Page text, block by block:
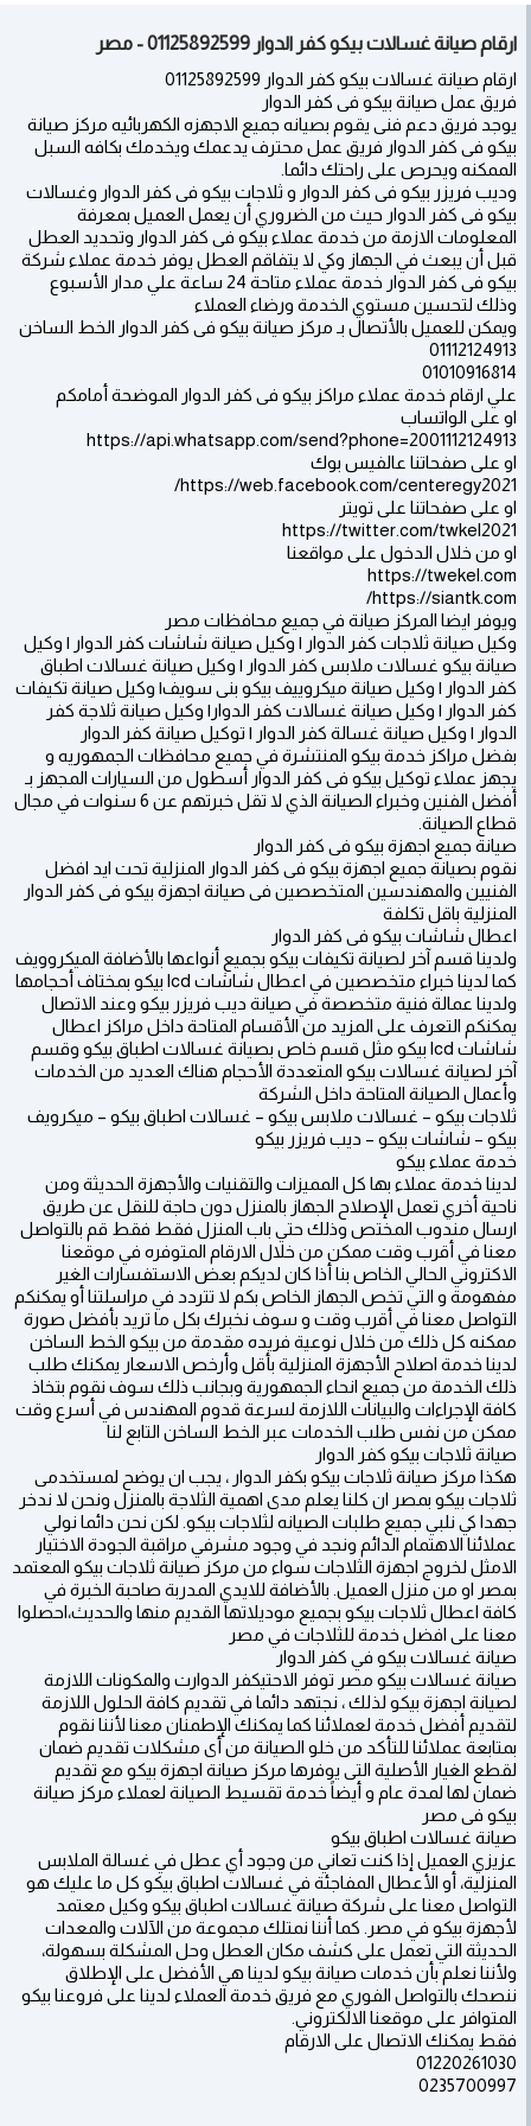
ارقام صيانة غسالات بيكو كفر الدوار 01125892599 - مصر
ارقام صيانة غسالات بيكو كفر الدوار 01125892599
فريق عمل صيانة بيكو فى كفر الدوار
يوجد فريق دعم فنى يقوم بصيانه جميع الاجهزه الكهربائيه مركز صيانة
بيكو فى كفر الدوار فريق عمل محترف يدعمك ويخدمك بكافه السبل
الممكنه ويحرص على راحتك دائما.
وديب فريزر بيكو فى كفر الدوار و ثلاجات بيكو فى كفر الدوار وغسالات
بيكو فى كفر الدوار حيث من الضروري أن يعمل العميل بمعرفة
المعلومات الازمة من خدمة عملاء بيكو فى كفر الدوار وتحديد العطل
قبل أن يبعث في الجهاز وكي لا يتفاقم العطل يوفر خدمة عملاء شركة
بيكو فى كفر الدوار خدمة عملاء متاحة 24 ساعة علي مدار الأسبوع
وذلك لتحسين مستوي الخدمة ورضاء العملاء
ويمكن للعميل بالأتصال بـ مركز صيانة بيكو فى كفر الدوار الخط الساخن
01112124913
01010916814
علي ارقام خدمة عملاء مراكز بيكو فى كفر الدوار الموضحة أمامكم
او على الواتساب
https://api.whatsapp.com/send?phone=2001112124913
او على صفحاتنا عالفيس بوك
https://web.facebook.com/centeregy2021/
او على صفحاتنا على تويتر
https://twitter.com/twkel2021
او من خلال الدخول على مواقعنا
https://twekel.com
https://siantk.com/
ويوفر ايضا المركز صيانة في جميع محافظات مصر
وكيل صيانة ثلاجات كفر الدوار | وكيل صيانة شاشات كفر الدوار | وكيل
صيانة بيكو غسالات ملابس كفر الدوار | وكيل صيانة غسالات اطباق
كفر الدوار | وكيل صيانة ميكروييف بيكو بنى سويف| وكيل صيانة تكيفات
كفر الدوار | وكيل صيانة غسالات كفر الدوار| وكيل صيانة ثلاجة كفر
الدوار | وكيل صيانة غسالة كفر الدوار | توكيل صيانة كفر الدوار
بفضل مراكز خدمة بيكو المنتشرة في جميع محافظات الجمهوريه و
يجهز عملاء توكيل بيكو فى كفر الدوار أسطول من السيارات المجهز بـ
أفضل الفنين وخبراء الصيانة الذي لا تقل خبرتهم عن 6 سنوات في مجال
قطاع الصيانة.
صيانة جميع اجهزة بيكو فى كفر الدوار
نقوم بصيانة جميع اجهزة بيكو فى كفر الدوار المنزلية تحت ايد افضل
الفنيين والمهندسين المتخصصين فى صيانة اجهزة بيكو فى كفر الدوار
المنزلية باقل تكلفة
اعطال شاشات بيكو فى كفر الدوار
ولدينا قسم آخر لصيانة تكيفات بيكو بجميع أنواعها بالأضافة الميكروويف
كما لدينا خبراء متخصصين في اعطال شاشات lcd بيكو بمختاف أحجامها
ولدينا عمالة فنية متخصصة في صيانة ديب فريزر بيكو وعند الاتصال
يمكنكم التعرف على المزيد من الأقسام المتاحة داخل مراكز اعطال
شاشات lcd بيكو مثل قسم خاص بصيانة غسالات اطباق بيكو وقسم
آخر لصيانة غسالات بيكو المتعددة الأحجام هناك العديد من الخدمات
وأعمال الصيانة المتاحة داخل الشركة
ثلاجات بيكو – غسالات ملابس بيكو – غسالات اطباق بيكو – ميكرويف
بيكو – شاشات بيكو – ديب فريزر بيكو
خدمة عملاء بيكو
لدينا خدمة عملاء بها كل المميزات والتقنيات والأجهزة الحديثة ومن
ناحية أخري تعمل الإصلاح الجهاز بالمنزل دون حاجة للنقل عن طريق
ارسال مندوب المختص وذلك حتي باب المنزل فقط فقط قم بالتواصل
معنا في أقرب وقت ممكن من خلال الارقام المتوفره في موقعنا
الاكتروني الحالي الخاص بنا أذا كان لديكم بعض الاستفسارات الغير
مفهومة و التي تخص الجهاز الخاص بكم لا تتردد في مراسلتنا أو يمكنكم
التواصل معنا في أقرب وقت و سوف نخبرك بكل ما تريد بأفضل صورة
ممكنه كل ذلك من خلال نوعية فريده مقدمة من بيكو الخط الساخن
لدينا خدمة اصلاح الأجهزة المنزلية بأقل وأرخص الاسعار يمكنك طلب
ذلك الخدمة من جميع انحاء الجمهورية وبجانب ذلك سوف نقوم بتخاذ
كافة الإجراءات والبيانات اللازمة لسرعة قدوم المهندس في أسرع وقت
ممكن من نفس طلب الخدمات عبر الخط الساخن التابع لنا
صيانة ثلاجات بيكو كفر الدوار
هكذا مركز صيانة ثلاجات بيكو بكفر الدوار ، يجب ان يوضح لمستخدمى
ثلاجات بيكو بمصر ان كلنا يعلم مدى اهمية الثلاجة بالمنزل ونحن لا ندخر
جهدا كي نلبي جميع طلبات الصيانه لثلاجات بيكو. لكن نحن دائما نولي
عملائنا الاهتمام الدائم ونجد في وجود مشرفي مراقبة الجودة الاختيار
الامثل لخروج اجهزة الثلاجات سواء من مركز صيانة ثلاجات بيكو المعتمد
بمصر او من منزل العميل. بالأضافة للايدي المدربة صاحبة الخبرة في
كافة اعطال ثلاجات بيكو بجميع موديلاتها القديم منها والحديث،احصلوا
معنا على افضل خدمة للثلاجات في مصر
صيانة غسالات بيكو في كفر الدوار
صيانة غسالات بيكو مصر توفر الاحتيكفر الدوارت والمكونات اللازمة
لصيانة اجهزة بيكو لذلك ، نجتهد دائما في تقديم كافة الحلول اللازمة
لتقديم أفضل خدمة لعملائنا كما يمكنك الإطمنان معنا لأننا نقوم
بمتابعة عملائنا للتأكد من خلو الصيانة من أى مشكلات تقديم ضمان
لقطع الغيار الأصلية التى يوفرها مركز صيانة اجهزة بيكو مع تقديم
ضمان لها لمدة عام و أيضاً خدمة تقسيط الصيانة لعملاء مركز صيانة
بيكو فى مصر
صيانة غسالات اطباق بيكو
عزيزي العميل إذا كنت تعاني من وجود أي عطل في غسالة الملابس
المنزلية، أو الأعطال المفاجئة في غسالات اطباق بيكو كل ما عليك هو
التواصل معنا على شركة صيانة غسالات اطباق بيكو وكيل معتمد
لأجهزة بيكو في مصر. كما أننا نمتلك مجموعة من الآلات والمعدات
الحديثة التي تعمل على كشف مكان العطل وحل المشكلة بسهولة،
ولأننا نعلم بأن خدمات صيانة بيكو لدينا هي الأفضل على الإطلاق
ننصحك بالتواصل الفوري مع فريق خدمة العملاء لدينا على فروعنا بيكو
المتوافر على موقعنا الالكتروني.
فقط يمكنك الاتصال على الارقام
01220261030
0235700997